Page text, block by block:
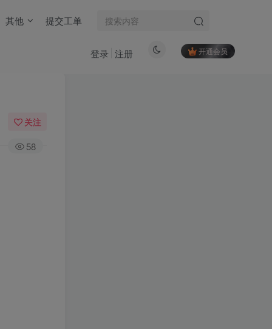
其他 提交工单
开通会员
登录 注册
关注
58